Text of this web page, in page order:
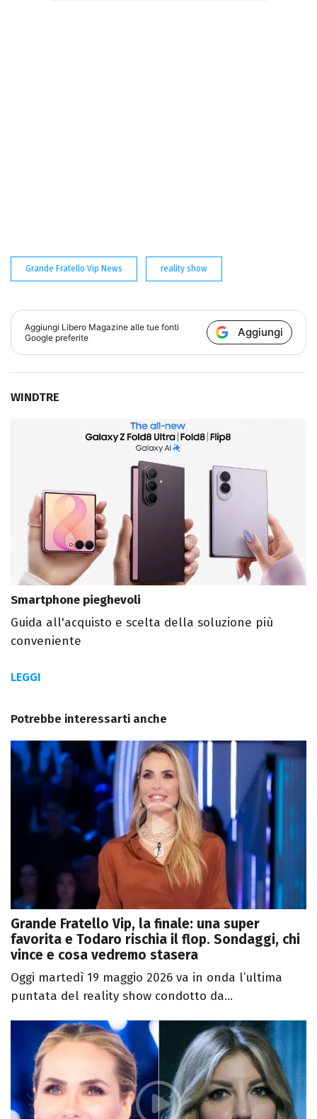
Grande Fratello Vip News reality show
Aggiungi Libero Magazine alle tue fonti
Google preferite
Aggiungi
WINDTRE
Smartphone pieghevoli
Guida all'acquisto e scelta della soluzione più
conveniente
LEGGI
Potrebbe interessarti anche
Grande Fratello Vip, la finale: una super
favorita e Todaro rischia il flop. Sondaggi, chi
vince e cosa vedremo stasera
Oggi martedì 19 maggio 2026 va in onda l’ultima
puntata del reality show condotto da...